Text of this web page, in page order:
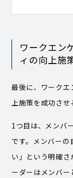
ワークエン
ィの向上施
最後に、ワークエ
上施策を成功させ
1つ目は、メンバ
です。メンバー
い」という明確さ
ーダーはメンバ